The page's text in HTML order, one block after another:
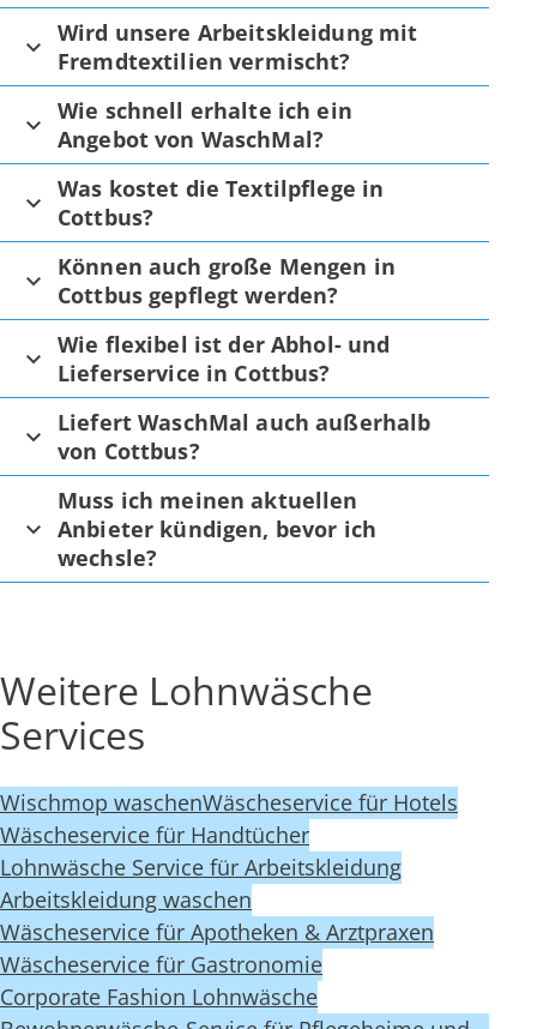
Wird unsere Arbeitskleidung mit
Fremdtextilien vermischt?
Wie schnell erhalte ich ein
Angebot von WaschMal?
Was kostet die Textilpflege in
Cottbus?
Können auch große Mengen in
Cottbus gepflegt werden?
Wie flexibel ist der Abhol- und
Lieferservice in Cottbus?
Liefert WaschMal auch außerhalb
von Cottbus?
Muss ich meinen aktuellen
Anbieter kündigen, bevor ich
wechsle?
Weitere Lohnwäsche
Services
Wischmop waschenWäscheservice für Hotels
Wäscheservice für Handtücher
Lohnwäsche Service für Arbeitskleidung
Arbeitskleidung waschen
Wäscheservice für Apotheken & Arztpraxen
Wäscheservice für Gastronomie
Corporate Fashion Lohnwäsche